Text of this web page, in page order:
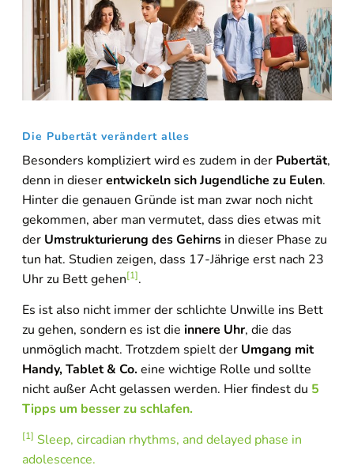
Die Pubertät verändert alles
Besonders kompliziert wird es zudem in der Pubertät,
denn in dieserentwickeln sich Jugendliche zu Eulen.
Hinter die genauen Gründe ist man zwar noch nicht
gekommen, aber man vermutet, dass dies etwas mit
der Umstrukturierung des Gehirns in dieser Phase zu
tun hat. Studien zeigen, dass 17-Jährige erst nach 23
Uhr zu Bett gehen[1].
Es ist also nicht immer der schlichte Unwille ins Bett
zu gehen, sondern es ist die innere Uhr, die das
unmöglich macht. Trotzdem spielt der Umgang mit
Handy, Tablet & Co.eine wichtige Rolle und sollte
nicht außer Acht gelassen werden. Hier findest du 5
Tipps um besser zu schlafen.
[1] Sleep, circadian rhythms, and delayed phase in
adolescence.